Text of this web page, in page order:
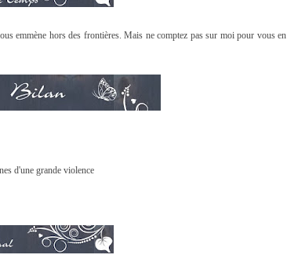
emmène hors des frontières. Mais ne comptez pas sur moi pour vous en
d'une grande violence